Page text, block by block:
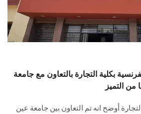
بكلية التجارة بالتعاون مع جامعة
أوضح انه تم التعاون بين جامعة عين